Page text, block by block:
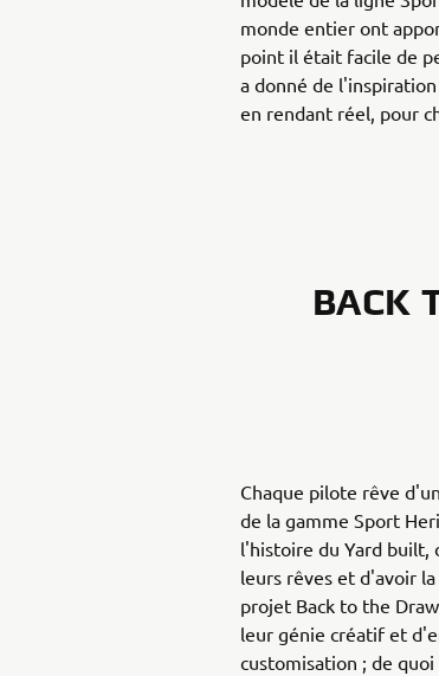
monde entier ont
point il était facile de
a donné de
en rendant réel, pour
BACK
Chaque pilote rêve
de la gamme Sport
l'histoire du Yard built,
leurs rêves et d'avoir
projet Back to the
leur génie créatif et
customisation ; de